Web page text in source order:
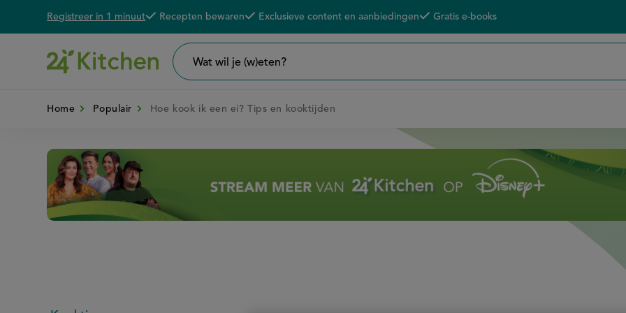
Overslaan
inhoud
Registreer in 1 minuut
De voordelen van een 24K account
Recepten bewaren Exclusieve content en aanbiedingen Gratis e-books
wil
Home
Populair Hoe kook ik een ei? Tips en kooktijden
Disney+